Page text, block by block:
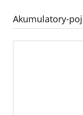
Akumulatory-